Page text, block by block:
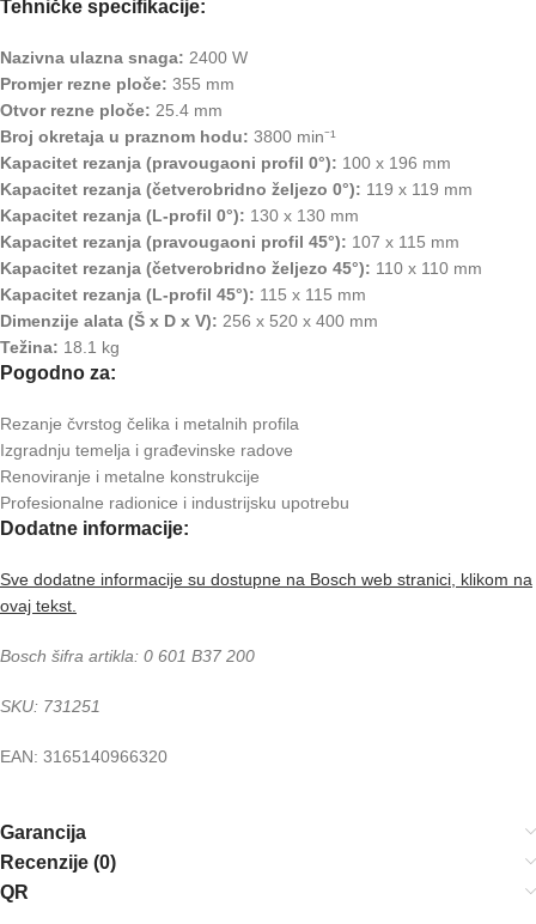
Tehničke specifikacije:
Nazivna ulazna snaga: 2400 W
Promjer rezne ploče: 355 mm
Otvor rezne ploče: 25.4 mm
Broj okretaja u praznom hodu: 3800 min⁻¹
Kapacitet rezanja (pravougaoni profil 0°): 100 x 196 mm
Kapacitet rezanja (četverobridno željezo 0°): 119 x 119 mm
Kapacitet rezanja (L-profil 0°): 130 x 130 mm
Kapacitet rezanja (pravougaoni profil 45°): 107 x 115 mm
Kapacitet rezanja (četverobridno željezo 45°): 110 x 110 mm
Kapacitet rezanja (L-profil 45°): 115 x 115 mm
Dimenzije alata (Š x D x V): 256 x 520 x 400 mm
Težina: 18.1 kg
Pogodno za:
Rezanje čvrstog čelika i metalnih profila
Izgradnju temelja i građevinske radove
Renoviranje i metalne konstrukcije
Profesionalne radionice i industrijsku upotrebu
Dodatne informacije:
Sve dodatne informacije su dostupne na Bosch web stranici, klikom na
ovaj tekst.
Bosch šifra artikla: 0 601 B37 200
SKU: 731251
EAN: 3165140966320
Garancija
Recenzije (0)
QR